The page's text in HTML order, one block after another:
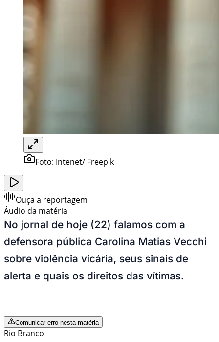
Foto: Intenet/ Freepik
Ouça a reportagem
Áudio da matéria
No jornal de hoje (22) falamos com a
defensora pública Carolina Matias Vecchi
sobre violência vicária, seus sinais de
alerta e quais os direitos das vítimas.
Comunicar erro nesta matéria
Rio Branco